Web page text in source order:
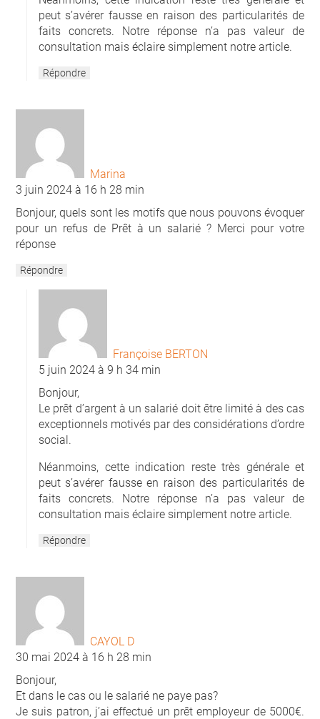
peut s’avérer fausse en raison des particularités de
faits concrets. Notre réponse n’a pas valeur de
consultation mais éclaire simplement notre article.
Répondre
Marina
3 juin 2024 à 16 h 28 min
Bonjour, quels sont les motifs que nous pouvons évoquer
pour un refus de Prêt à un salarié ? Merci pour votre
réponse
Répondre
Françoise BERTON
5 juin 2024 à 9 h 34 min
Bonjour,
Le prêt d’argent à un salarié doit être limité à des cas
exceptionnels motivés par des considérations d’ordre
social.
Néanmoins, cette indication reste très générale et
peut s’avérer fausse en raison des particularités de
faits concrets. Notre réponse n’a pas valeur de
consultation mais éclaire simplement notre article.
Répondre
CAYOL D
30 mai 2024 à 16 h 28 min
Bonjour,
Et dans le cas ou le salarié ne paye pas?
Je suis patron, j’ai effectué un prêt employeur de 5000€.